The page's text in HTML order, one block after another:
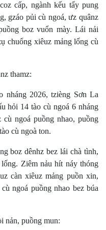
cấp, ngành kếu tẩy pung
gzáo pủi cù ngoá, ưz quânz
boz vuổn mày. Lái nải
chuổng xiêuz mảng lống cù
thamz:
nháng 2026, tzièng Sơn La
hỏi 14 tào cù ngoá 6 nháng
cù ngoá puồng nhao, puồng
cù ngoà ton.
boz dênhz bez lái chà tình,
Ziêm nảu hít náy thóng
càn xiêuz mảng puồn xin,
ngoá puồng nhao bez búa
nản, puồng mun: